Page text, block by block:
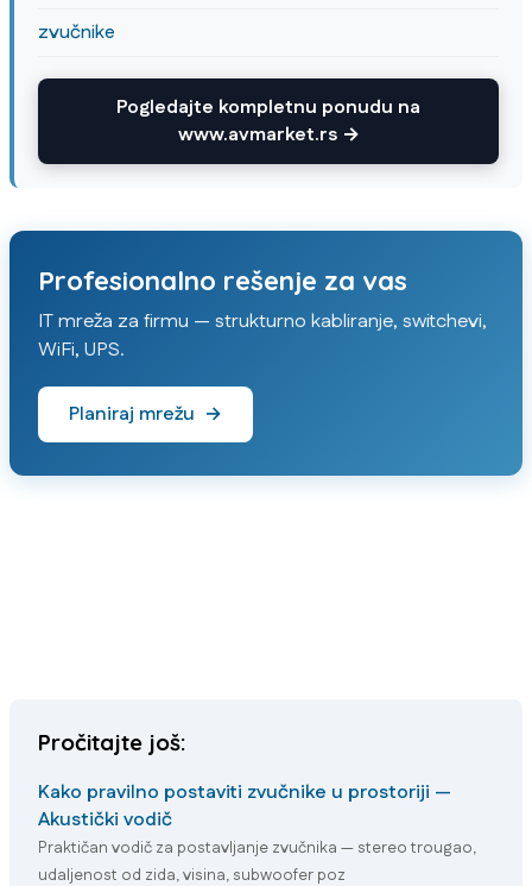
zvučnike
Pogledajte kompletnu ponudu na
www.avmarket.rs →
Profesionalno rešenje za vas
IT mreža za firmu — strukturno kabliranje, switchevi,
WiFi, UPS.
Planiraj mrežu →
Pročitajte još:
Kako pravilno postaviti zvučnike u prostoriji —
Akustički vodič
Praktičan vodič za postavljanje zvučnika — stereo trougao,
udaljenost od zida, visina, subwoofer poz